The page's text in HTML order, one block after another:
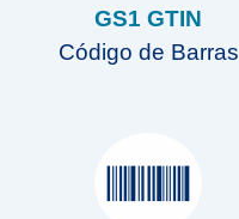
GS1 GTIN
Código de Barras